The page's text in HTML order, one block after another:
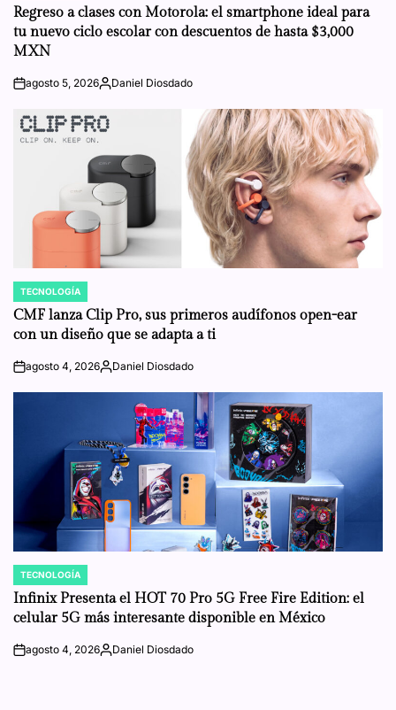
IN
Regreso a clases con Motorola: el smartphone ideal para
tu nuevo ciclo escolar con descuentos de hasta $3,000
MXN
onagosto 5, 2026Posted
Daniel Diosdado
POSTED
IN
TECNOLOGÍA
CMF lanza Clip Pro, sus primeros audífonos open-ear
con un diseño que se adapta a ti
onagosto 4, 2026Posted
Daniel Diosdado
POSTED
IN
TECNOLOGÍA
Infinix Presenta el HOT 70 Pro 5G Free Fire Edition: el
celular 5G más interesante disponible en México
onagosto 4, 2026Posted
Daniel Diosdado